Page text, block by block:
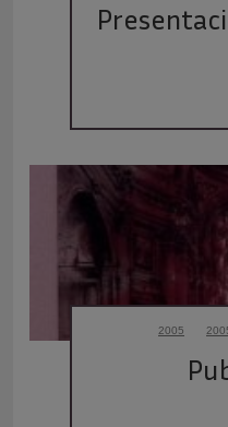
2005